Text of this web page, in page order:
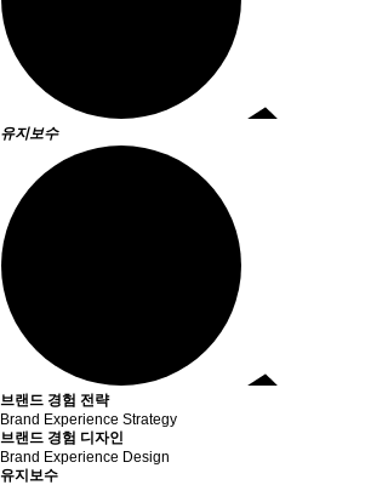
유지보수
브랜드 경험 전략
Brand Experience Strategy
브랜드 경험 디자인
Brand Experience Design
유지보수